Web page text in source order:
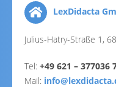
LexDidacta
Julius-Hatry-Straße 1,
Tel: +49 621 – 377036
Mail: